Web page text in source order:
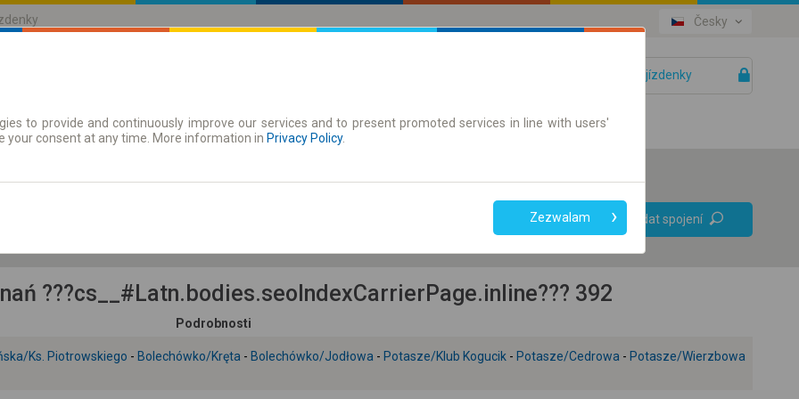
Česky
Vaše jízdenky
Časové jízdenky
Pouze jízdenky online
Vyhledat spojení
???cs__#Latn.bodies.seoIndexCarrierPage.inline??? 392
Podrobnosti
Ks. Piotrowskiego - Bolechówko/Kręta - Bolechówko/Jodłowa - Potasze/Klub Kogucik - Potasze/Cedrowa - Potasze/Wierzbowa
to provide and continuously improve our services and to present promoted services in line with users'
your consent at any time. More information in Privacy Policy.
Zezwalam